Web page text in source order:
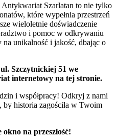
Antykwariat Szarlatan to nie tylko
które wypełnia przestrzeń
wieloletnie doświadczenie
i pomoc w odkrywaniu
unikalność i jakość, dbając o
Szczytnickiej 51 we
internetowy na tej stronie.
i współpracy! Odkryj z nami
historia zagościła w Twoim
na przeszłość!